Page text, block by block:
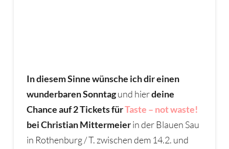
In diesem Sinne wünsche ich dir einen
wunderbaren Sonntagund hierdeine
Chance auf 2 Tickets fürTaste – not waste!
bei Christian Mittermeierin der Blauen Sau
in Rothenburg / T. zwischen dem 14.2. und